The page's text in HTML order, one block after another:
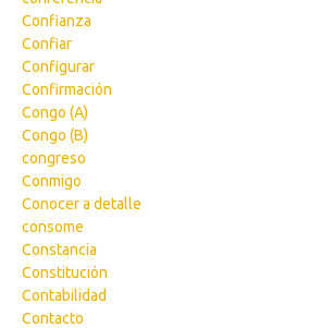
Confianza
Confiar
Configurar
Confirmación
Congo (A)
Congo (B)
congreso
Conmigo
Conocer a detalle
consome
Constancia
Constitución
Contabilidad
Contacto